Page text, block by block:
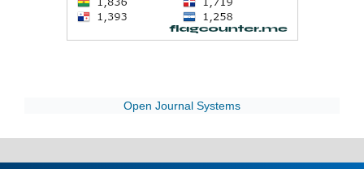
Open Journal Systems